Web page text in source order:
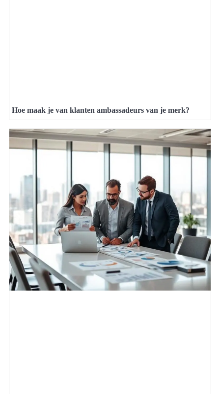
Hoe maak je van klanten ambassadeurs van je merk?